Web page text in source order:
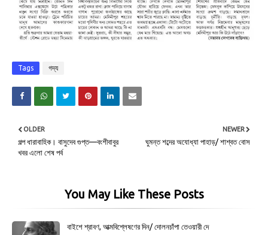
Tags গদ্য
NEWER
ঘুমন্ত শব্দের অযোধ্যা পাহাড়/ শাশ্বত বোস
OLDER
গল্প ধারাবাহিক। বাসুদেব গুপ্ত—বংশীবাবুর
খবর এলো শেষ পর্ব
You May Like These Posts
বাইশে শ্রাবণ, আত্মবিশ্লেষণের দিন/ দোলনচাঁপা তেওয়ারী দে